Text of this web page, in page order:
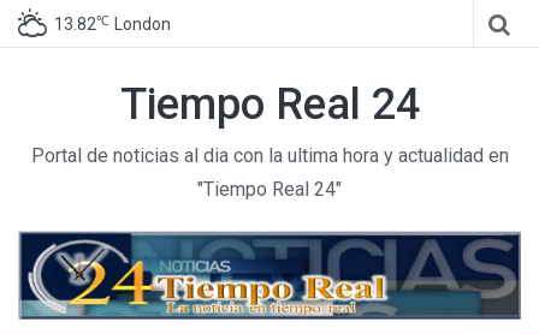
13.82℃ London
Tiempo Real 24
Portal de noticias al dia con la ultima hora y actualidad en
"Tiempo Real 24"